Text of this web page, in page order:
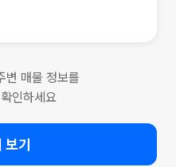
변 매물 정보를
인하세요
기